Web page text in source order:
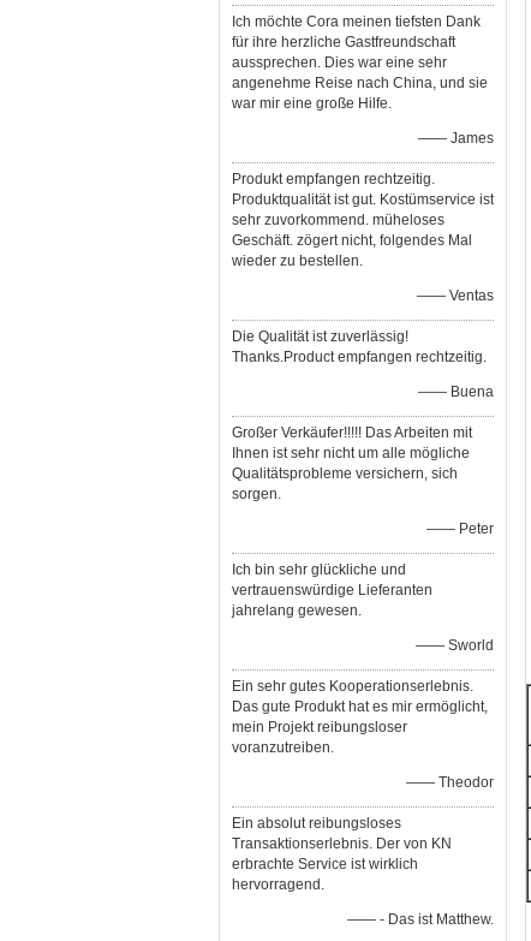
Ich möchte Cora meinen tiefsten Dank
für ihre herzliche Gastfreundschaft
aussprechen. Dies war eine sehr
angenehme Reise nach China, und sie
war mir eine große Hilfe.
—— James
Produkt empfangen rechtzeitig.
Produktqualität ist gut. Kostümservice ist
sehr zuvorkommend. müheloses
Geschäft. zögert nicht, folgendes Mal
wieder zu bestellen.
—— Ventas
Die Qualität ist zuverlässig!
Thanks.Product empfangen rechtzeitig.
—— Buena
Großer Verkäufer!!!!! Das Arbeiten mit
Ihnen ist sehr nicht um alle mögliche
Qualitätsprobleme versichern, sich
sorgen.
—— Peter
Ich bin sehr glückliche und
vertrauenswürdige Lieferanten
jahrelang gewesen.
—— Sworld
Ein sehr gutes Kooperationserlebnis.
Das gute Produkt hat es mir ermöglicht,
mein Projekt reibungsloser
voranzutreiben.
—— Theodor
Ein absolut reibungsloses
Transaktionserlebnis. Der von KN
erbrachte Service ist wirklich
hervorragend.
—— - Das ist Matthew.